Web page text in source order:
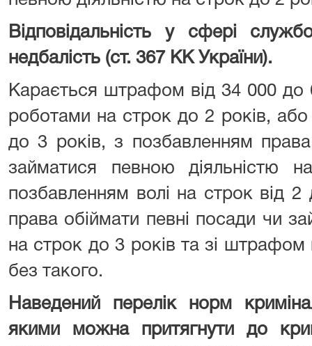
Відповідальність у сфері
недбалість (ст. 367 КК України).
Карається штрафом від 34 000 до
роботами на строк до 2 років,
до 3 років, з позбавленням
займатися певною діяльністю
позбавленням волі на строк від
права обіймати певні посади чи
на строк до 3 років та зі
без такого.
Наведений перелік норм
якими можна притягнути до